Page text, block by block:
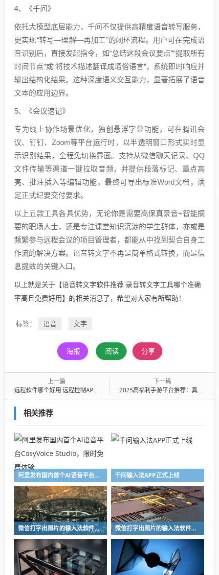
4、《千问》
依托大模型底层能力，千问不仅提供高精度语音转写服务，
更实现“转写—理解—再加工”的闭环流程。用户可在完成语
音识别后，直接发起指令，如“总结这段会议要点”“提取所有
时间节点”或“将技术描述翻译成通俗语言”，系统即时响应并
输出结构化结果。这种深度语义交互能力，显著拓展了语音
文本的应用边界。
5、《会议速记》
专为线上协作场景优化，独创悬浮字幕功能，可在腾讯会
议、钉钉、Zoom等平台运行时，以半透明窗口形式实时显
示识别结果，全程免切换界面。支持从微信聊天记录、QQ
文件传输等渠道一键拉取音频，并提供段落标记、重点高
亮、批注插入等编辑功能，最终可导出标准Word文档，满
足正式纪要交付要求。
以上五款工具各具优势，无论你是需要高保真录音+智能摘
要的职场人士，还是专注课堂知识沉淀的学生群体，亦或是
频繁参与远程会议的项目管理者，都能从中找到契合自身工
作流的解决方案。语音转文字不再是简单格式转换，而是信
息提效的关键入口。
以上就是关于【语音转文字软件推荐 录音转文字工具哪个准确
率高且免费好用】的相关消息了，希望对大家有所帮助！
标签： 语音 文字
海报 阅读 分享
上一篇
远程软件哪个好用 远程控制APP推荐排行榜
下一篇
2025高福利手游平台推荐：真实玩家口碑优选的十大手游福利平台
相关推荐
阿里发布国内首个AI语音平台CosyVoice Studio，限时免费体验 千问输入法APP正式上线
微信打字出图片的输入法软件有什么 打字出图片的输入法软件前五 微信打字出图片的输入法软件有什么 打字出图片的输入法软件前五